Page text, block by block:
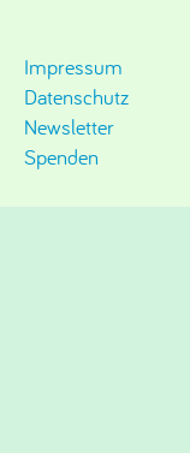
Impressum
Datenschutz
Newsletter
Spenden